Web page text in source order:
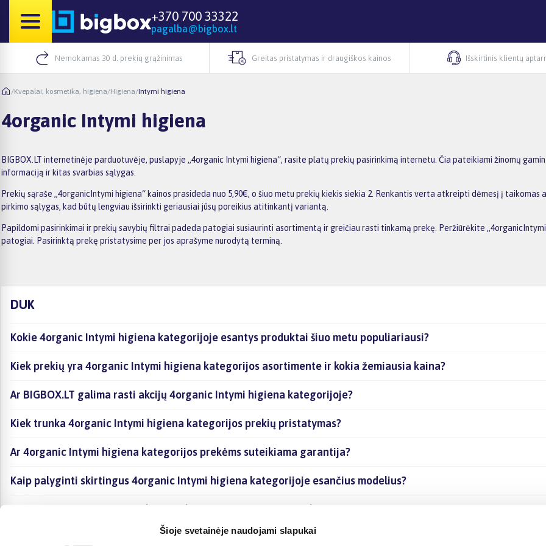
Šioje svetainėje naudojami slapukai
+370 700 33322
pagalba@bigbox.lt
Nemokamas 30 d. prekių grąžinimas Greitas pristatymas ir draugiškos kainos Išskirtinis klientų
/Kvepalai, kosmetika, higiena/Higiena/Intymi higiena
4organic Intymi higiena
BIGBOX.LT internetinėje parduotuvėje, puslapyje „4organic Intymi higiena“, rasite platų prekių pasirinkimą internetu. Čia pateikiami žinomų
informaciją ir kitas svarbias sąlygas.
Prekių sąraše „4organicIntymi higiena“ kainos prasideda nuo 5,90€, o šiuo metu prekių kiekis siekia 2. Renkantis verta atkreipti dėmesį į
pirkimo sąlygas, kad būtų lengviau išsirinkti geriausiai jūsų poreikius atitinkantį variantą.
Papildomi pasirinkimai ir prekių savybių filtrai padeda patogiai susiaurinti asortimentą ir greičiau rasti tinkamą prekę. Peržiūrėkite
patogiai. Pasirinktą prekę pristatysime per jos aprašyme nurodytą terminą.
DUK
Kokie 4organic Intymi higiena kategorijoje esantys produktai šiuo metu populiariausi?
Kiek prekių yra 4organic Intymi higiena kategorijos asortimente ir kokia žemiausia kaina?
Ar BIGBOX.LT galima rasti akcijų 4organic Intymi higiena kategorijoje?
Kiek trunka 4organic Intymi higiena kategorijos prekių pristatymas?
Ar 4organic Intymi higiena kategorijos prekėms suteikiama garantija?
Kaip palyginti skirtingus 4organic Intymi higiena kategorijoje esančius modelius?
Kaip įsigyti 4organic Intymi higiena kategorijoje esančias prekes internetu?